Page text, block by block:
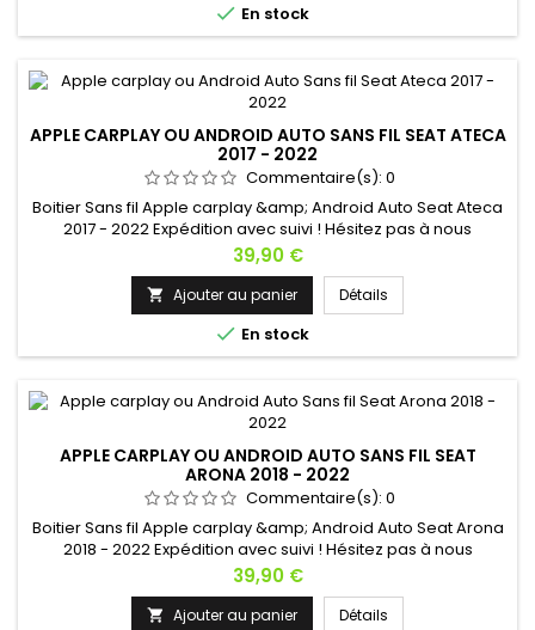
 En stock
APPLE CARPLAY OU ANDROID AUTO SANS FIL SEAT ATECA
2017 - 2022
Commentaire(s): 0
Boitier Sans fil Apple carplay &amp; Android Auto Seat Ateca
2017 - 2022 Expédition avec suivi ! Hésitez pas à nous
contacter si vous avez une question !
Prix
39,90 €
 Ajouter au panier Détails
 En stock
APPLE CARPLAY OU ANDROID AUTO SANS FIL SEAT
ARONA 2018 - 2022
Commentaire(s): 0
Boitier Sans fil Apple carplay &amp; Android Auto Seat Arona
2018 - 2022 Expédition avec suivi ! Hésitez pas à nous
contacter si vous avez une question !
Prix
39,90 €
 Ajouter au panier Détails